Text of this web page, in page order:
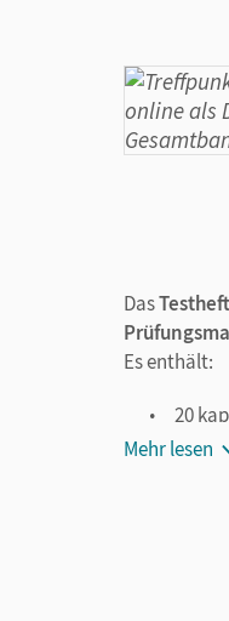
DasTestheft
Es enthält:
20
fünf
Der
Mehr lesen